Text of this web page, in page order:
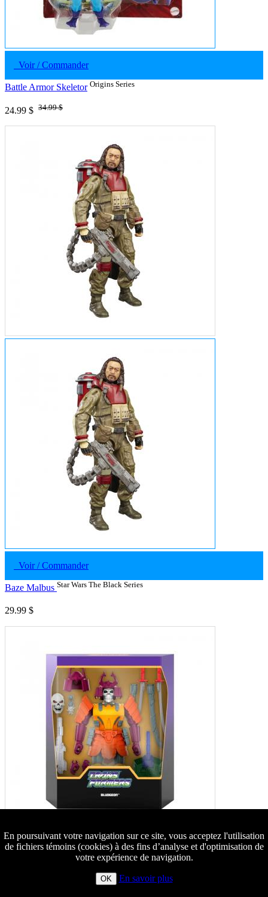
Voir / Commander
Battle Armor Skeletor Origins Series
24.99 $ 34.99 $
Voir / Commander
Baze Malbus Star Wars The Black Series
29.99 $
En poursuivant votre navigation sur ce site, vous acceptez l'utilisation
de fichiers témoins (cookies) à des fins d’analyse et d'optimisation de
votre expérience de navigation.
OK En savoir plus